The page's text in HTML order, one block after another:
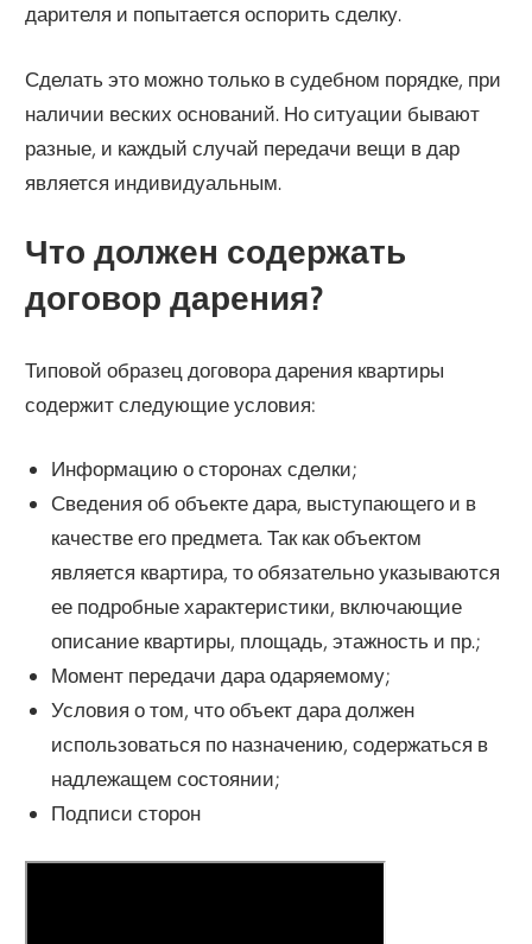
дарителя и попытается оспорить сделку.
Сделать это можно только в судебном порядке, при
наличии веских оснований. Но ситуации бывают
разные, и каждый случай передачи вещи в дар
является индивидуальным.
Что должен содержать
договор дарения?
Типовой образец договора дарения квартиры
содержит следующие условия:
Информацию о сторонах сделки;
Сведения об объекте дара, выступающего и в
качестве его предмета. Так как объектом
является квартира, то обязательно указываются
ее подробные характеристики, включающие
описание квартиры, площадь, этажность и пр.;
Момент передачи дара одаряемому;
Условия о том, что объект дара должен
использоваться по назначению, содержаться в
надлежащем состоянии;
Подписи сторон